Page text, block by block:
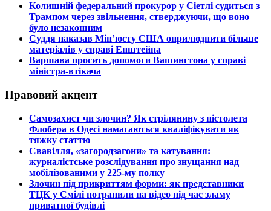
​Колишній федеральний прокурор у Сіетлі судиться з
Трампом через звільнення, стверджуючи, що воно
було незаконним
​Суддя наказав Мін’юсту США оприлюднити більше
матеріалів у справі Епштейна
​Варшава просить допомоги Вашингтона у справі
міністра-втікача
Правовий акцент
​Самозахист чи злочин? Як стрілянину з пістолета
Флобера в Одесі намагаються кваліфікувати як
тяжку статтю
​Свавілля, «загородзагони» та катування:
журналістське розслідування про знущання над
мобілізованими у 225-му полку
​Злочин під прикриттям форми: як представники
ТЦК у Смілі потрапили на відео під час зламу
приватної будівлі